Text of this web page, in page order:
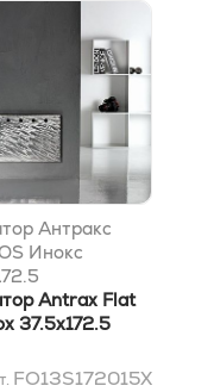
Антракс
Инокс
Antrax Flat
37.5x172.5
FO13S172015X